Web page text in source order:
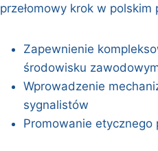
przełomowy krok w polskim
Zapewnienie
środowisku
Wprowadzenie
sygnalistów
Promowanie